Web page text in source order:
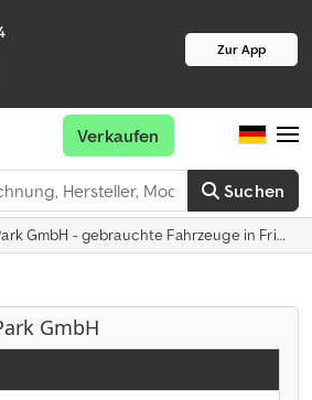
Zur App
Suchen
Verkaufen
GmbH - gebrauchte Fahrzeuge in
GmbH